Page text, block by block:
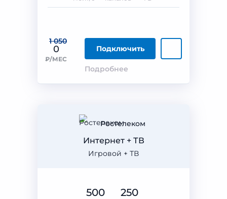
1 050
0
₽/МЕС
Подключить
Подробнее
Ростелеком
Игровой + ТВ
Интернет + ТВ
500 250